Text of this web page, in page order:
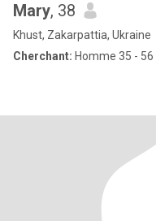
Mary, 38
Khust, Zakarpattia, Ukraine
Cherchant: Homme 35 - 56